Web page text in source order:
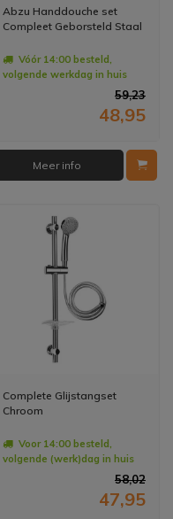
Abzu Handdouche set
Compleet Geborsteld Staal
Vóór 14:00 besteld,
volgende werkdag in huis
59,23
48,95
Meer info
Complete Glijstangset
Chroom
Voor 14:00 besteld,
volgende (werk)dag in huis
58,02
47,95